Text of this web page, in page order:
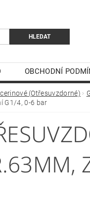
OBCHODNÍ
(Otřesuvzdorné)
G1/4, 0-6 bar